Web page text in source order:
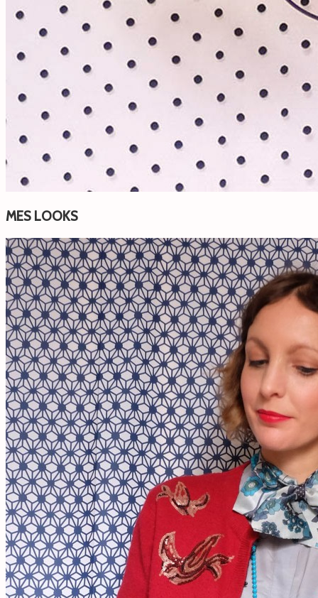
MES LOOKS